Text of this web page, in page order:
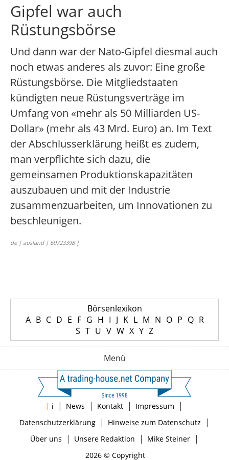
Gipfel war auch
Rüstungsbörse
Und dann war der Nato-Gipfel diesmal auch
noch etwas anderes als zuvor: Eine große
Rüstungsbörse. Die Mitgliedstaaten
kündigten neue Rüstungsverträge im
Umfang von «mehr als 50 Milliarden US-
Dollar» (mehr als 43 Mrd. Euro) an. Im Text
der Abschlusserklärung heißt es zudem,
man verpflichte sich dazu, die
gemeinsamen Produktionskapazitäten
auszubauen und mit der Industrie
zusammenzuarbeiten, um Innovationen zu
beschleunigen.
de | ausland | 69723398 |
Börsenlexikon
A B C D E F G H I J K L M N O P Q R
S T U V W X Y Z
Menü
| i | News | Kontakt | Impressum |
Datenschutzerklärung| Hinweise zum Datenschutz |
Über uns | Unsere Redaktion | Mike Steiner|
2026 © Copyright